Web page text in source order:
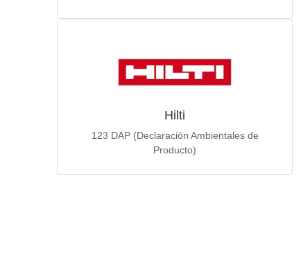
Hilti
123 DAP (Declaración Ambientales de
Producto)